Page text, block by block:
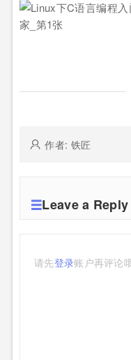
作者: 铁匠
Leave a Reply
请先登录账户再评论